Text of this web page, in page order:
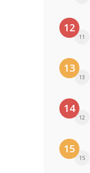
12
11
13
13
14
12
15
15